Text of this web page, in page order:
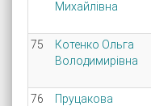
Михайлівна
75
Котенко Ольга
Володимирівна
76
Пруцакова